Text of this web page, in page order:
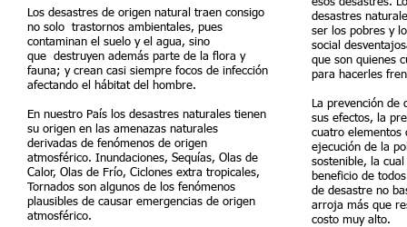
Los desastres de origen natural traen consigo
no solo trastornos ambientales, pues
contaminan el suelo y el agua, sino
que destruyen además parte de la flora y
fauna; y crean casi siempre focos de infección
afectando el hábitat del hombre.
En nuestro País los desastres naturales tienen
su origen en las amenazas naturales
derivadas de fenómenos de origen
atmosférico. Inundaciones, Sequías, Olas de
Calor, Olas de Frío, Ciclones extra tropicales,
Tornados son algunos de los fenómenos
plausibles de causar emergencias de origen
atmosférico.
desastres
ser los pobres y
social
que son quienes
para hacerles
La prevención de
sus efectos, la
cuatro elementos
ejecución de la
sostenible, la
beneficio de
de desastre no
arroja más que
costo muy alto.